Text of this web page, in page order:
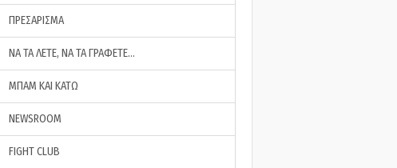
ΠΡΕΣΑΡΙΣΜΑ
ΝΑ ΤΑ ΛΕΤΕ, ΝΑ ΤΑ ΓΡΑΦΕΤΕ…
ΜΠΑΜ ΚΑΙ ΚΑΤΩ
NEWSROOM
FIGHT CLUB